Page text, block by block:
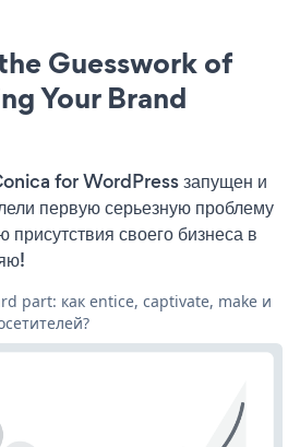
Guesswork of
Your Brand
for WordPress запущен и
первую серьезную проблему
своего бизнеса в
part: как entice, captivate, make и